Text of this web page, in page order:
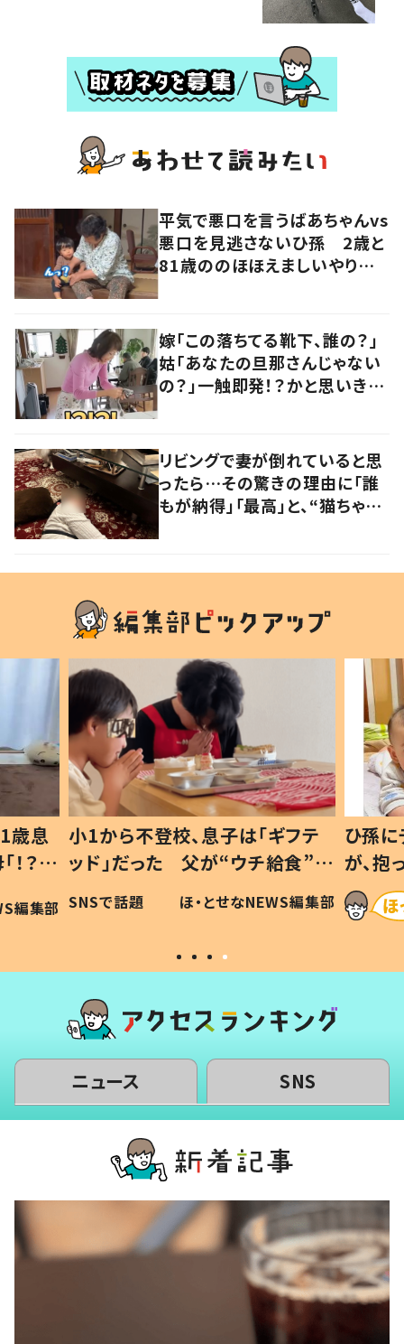
平気で悪口を言うばあちゃんvs
悪口を見逃さないひ孫 2歳と
81歳ののほほえましいやり取り
嫁「この落ちてる靴下、誰の？」
姑「あなたの旦那さんじゃない
の？」一触即発！？かと思いき
リビングで妻が倒れていると思
ったら…その驚きの理由に「誰
もが納得」「最高」と、“猫ちゃん
歳息
？」
編集部
小1から不登校、息子は「ギフテ
ッド」だった 父が“ウチ給食”を
作り続ける理由とは #令和の親
#令和の子
SNSで話題 ほ・とせなNEWS編集部
ひ孫
が、
「涙が
い」
ニュース SNS